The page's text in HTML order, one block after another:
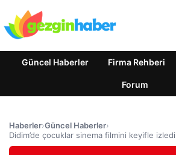
Güncel Haberler Firma Rehberi
Forum
Haberler›Güncel Haberler›
Didim’de çocuklar sinema filmini keyifle izledi